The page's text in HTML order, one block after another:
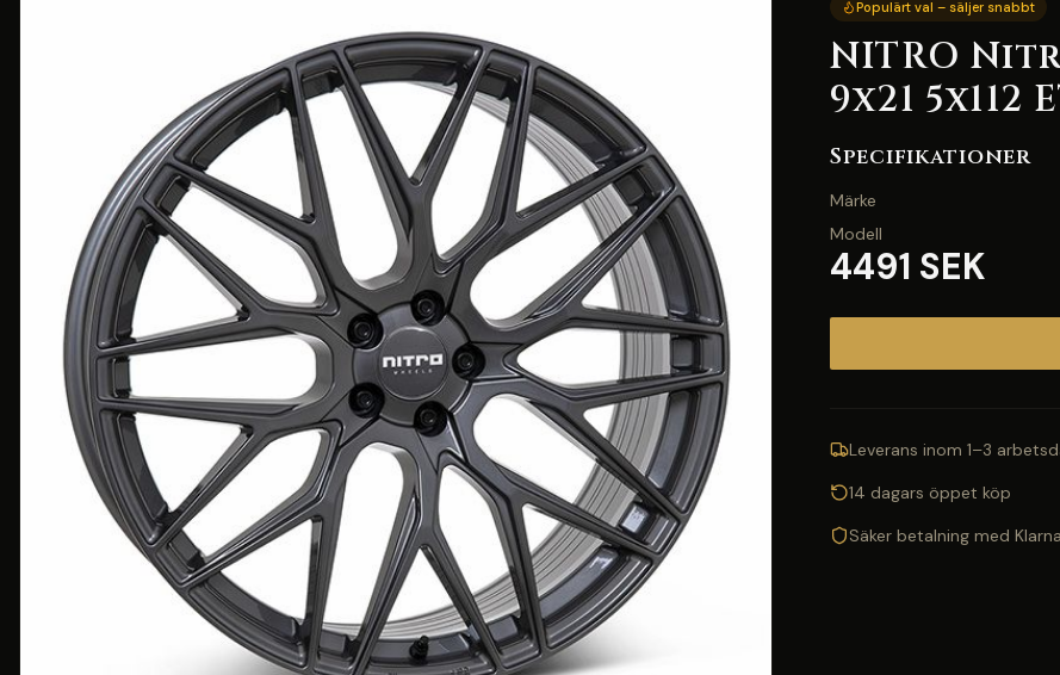
Populärt val – säljer snabbt
NITRO
9x21 5x112
Specifikationer
Märke
Modell
4491 SEK
Leverans inom 1–3
14 dagars öppet köp
Säker betalning med